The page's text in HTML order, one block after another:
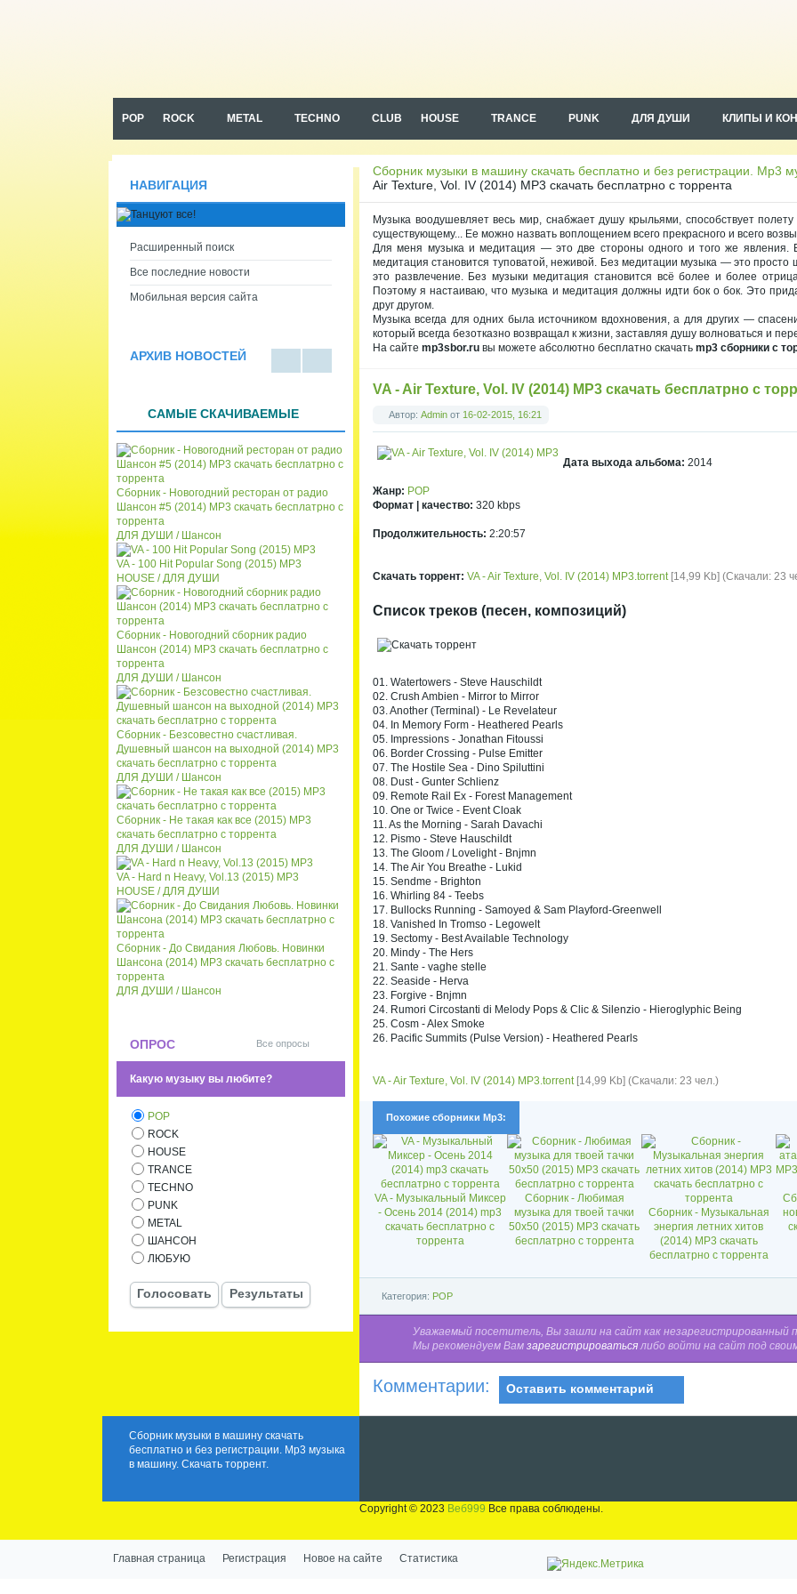
Музыка в машину, сборники
музыки в машину mp3
POP ROCK METAL TECHNO CLUB HOUSE TRANCE PUNK ДЛЯ ДУШИ КЛИПЫ И
Сборник музыки в машину скачать бесплатно и без регистрации. Mp3
Air Texture, Vol. IV (2014) MP3 скачать бесплатрно с торрента
Музыка воодушевляет весь мир, снабжает душу крыльями, способствует
существующему... Ее можно назвать воплощением всего прекрасного и всего
Для меня музыка и медитация — это две стороны одного и того же явления.
медитация становится туповатой, неживой. Без медитации музыка — это
это развлечение. Без музыки медитация становится всё более и более
Поэтому я настаиваю, что музыка и медитация должны идти бок о бок. Это
друг другом.
Музыка всегда для одних была источником вдохновения, а для других —
который всегда безотказно возвращал к жизни, заставляя душу волноваться и
На сайте mp3sbor.ru вы можете абсолютно бесплатно скачать mp3 сборники с
на правах рекламы
VA - Air Texture, Vol. IV (2014) MP3 скачать бесплатрно с
Автор: Admin от 16-02-2015, 16:21
Дата выхода альбома: 2014
Жанр: POP
Формат | качество: 320 kbps
Продолжительность: 2:20:57
Скачать торрент: VA - Air Texture, Vol. IV (2014) MP3.torrent[14,99 Kb] (Скачали: 23
Список треков (песен, композиций)
01. Watertowers - Steve Hauschildt
02. Crush Ambien - Mirror to Mirror
03. Another (Terminal) - Le Revelateur
04. In Memory Form - Heathered Pearls
05. Impressions - Jonathan Fitoussi
06. Border Crossing - Pulse Emitter
07. The Hostile Sea - Dino Spiluttini
08. Dust - Gunter Schlienz
09. Remote Rail Ex - Forest Management
10. One or Twice - Event Cloak
11. As the Morning - Sarah Davachi
12. Pismo - Steve Hauschildt
13. The Gloom / Lovelight - Bnjmn
14. The Air You Breathe - Lukid
15. Sendme - Brighton
16. Whirling 84 - Teebs
17. Bullocks Running - Samoyed & Sam Playford-Greenwell
18. Vanished In Tromso - Legowelt
19. Sectomy - Best Available Technology
20. Mindy - The Hers
21. Sante - vaghe stelle
22. Seaside - Herva
23. Forgive - Bnjmn
24. Rumori Circostanti di Melody Pops & Clic & Silenzio - Hieroglyphic Being
25. Cosm - Alex Smoke
26. Pacific Summits (Pulse Version) - Heathered Pearls
VA - Air Texture, Vol. IV (2014) MP3.torrent[14,99 Kb] (Скачали: 23 чел.)
Похожие сборники Mp3:
VA - Музыкальный Миксер
- Осень 2014 (2014) mp3
скачать бесплатрно с
торрента
Сборник - Любимая
музыка для твоей тачки
50x50 (2015) MP3 скачать
бесплатрно с торрента
Сборник - Музыкальная
энергия летних хитов
(2014) MP3 скачать
бесплатрно с торрента
Категория: POP
Уважаемый посетитель, Вы зашли на сайт как незарегистрированный
Мы рекомендуем Вам зарегистрироватьсялибо войти на сайт под
Комментарии: Оставить комментарий
НАВИГАЦИЯ
Расширенный поиск
Все последние новости
Мобильная версия сайта
АРХИВ НОВОСТЕЙ
а
САМЫЕ СКАЧИВАЕМЫЕ
Сборник - Новогодний ресторан от радио
Шансон #5 (2014) MP3 скачать бесплатрно с
торрента
ДЛЯ ДУШИ / Шансон
VA - 100 Hit Popular Song (2015) MP3
HOUSE / ДЛЯ ДУШИ
Сборник - Новогодний сборник радио
Шансон (2014) MP3 скачать бесплатрно с
торрента
ДЛЯ ДУШИ / Шансон
Сборник - Безсовестно счастливая.
Душевный шансон на выходной (2014) MP3
скачать бесплатрно с торрента
ДЛЯ ДУШИ / Шансон
Сборник - Не такая как все (2015) MP3
скачать бесплатрно с торрента
ДЛЯ ДУШИ / Шансон
VA - Hard n Heavy, Vol.13 (2015) MP3
HOUSE / ДЛЯ ДУШИ
Сборник - До Свидания Любовь. Новинки
Шансона (2014) MP3 скачать бесплатрно с
торрента
ДЛЯ ДУШИ / Шансон
ОПРОС Все опросы
Какую музыку вы любите?
POP
ROCK
HOUSE
TRANCE
TECHNO
PUNK
METAL
ШАНСОН
ЛЮБУЮ
Голосовать Результаты
Copyright © 2023 Веб999 Все права соблюдены.
Сборник музыки в машину скачать
бесплатно и без регистрации. Mp3 музыка
в машину. Скачать торрент.
Главная страница Регистрация Новое на сайте Статистика